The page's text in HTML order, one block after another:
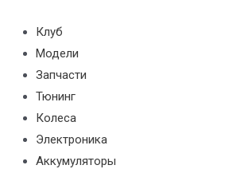
содержимому
Клуб
Модели
Запчасти
Тюнинг
Колеса
Электроника
Аккумуляторы